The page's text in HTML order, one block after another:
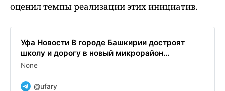
оценил темпы реализации этих инициатив.
Уфа Новости В городе Башкирии достроят
школу и дорогу в новый микрорайон...
None
@ufary